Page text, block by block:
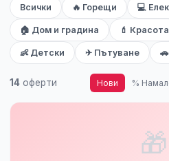
Всички 🔥 Горещи 💻
🏠 Дом и градина 💄 Красота
👶 Детски ✈ Пътуване
14 оферти Нови %
🎁